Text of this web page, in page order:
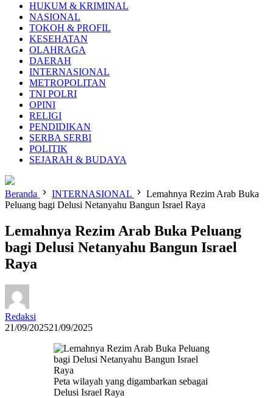
HUKUM & KRIMINAL
NASIONAL
TOKOH & PROFIL
KESEHATAN
OLAHRAGA
DAERAH
INTERNASIONAL
METROPOLITAN
TNI POLRI
OPINI
RELIGI
PENDIDIKAN
SERBA SERBI
POLITIK
SEJARAH & BUDAYA
Beranda INTERNASIONAL
Lemahnya Rezim Arab Buka
Peluang bagi Delusi Netanyahu Bangun Israel Raya
Lemahnya Rezim Arab Buka Peluang
bagi Delusi Netanyahu Bangun Israel
Raya
Redaksi
21/09/202521/09/2025
Peta wilayah yang digambarkan sebagai
Delusi Israel Raya